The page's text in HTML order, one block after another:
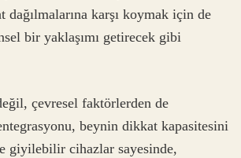
karşı koymak için de
bir yaklaşımı getirecek gibi
çevresel faktörlerden de
beynin dikkat kapasitesini
giyilebilir cihazlar sayesinde,